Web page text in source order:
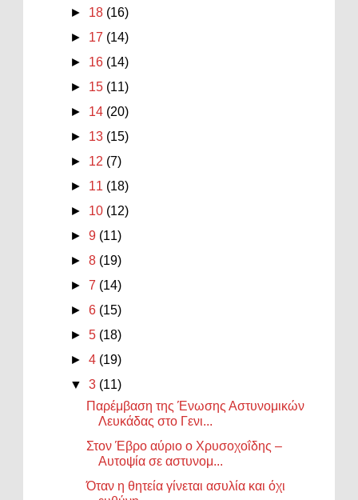
► 18 (16)
► 17 (14)
► 16 (14)
► 15 (11)
► 14 (20)
► 13 (15)
► 12 (7)
► 11 (18)
► 10 (12)
►9 (11)
►8 (19)
►7 (14)
►6 (15)
►5 (18)
►4 (19)
▼3 (11)
Παρέμβαση της Ένωσης Αστυνομικών
Λευκάδας στο Γενι...
Στον Έβρο αύριο ο Χρυσοχοΐδης –
Αυτοψία σε αστυνομ...
Όταν η θητεία γίνεται ασυλία και όχι